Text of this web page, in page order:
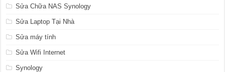
Sửa Chữa NAS Synology
Sửa Laptop Tại Nhà
Sửa máy tính
Sửa Wifi Internet
Synology